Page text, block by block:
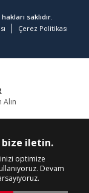
saklıdır.
Çerez Politikası
EDİN
bize iletin.
optimize
Devam